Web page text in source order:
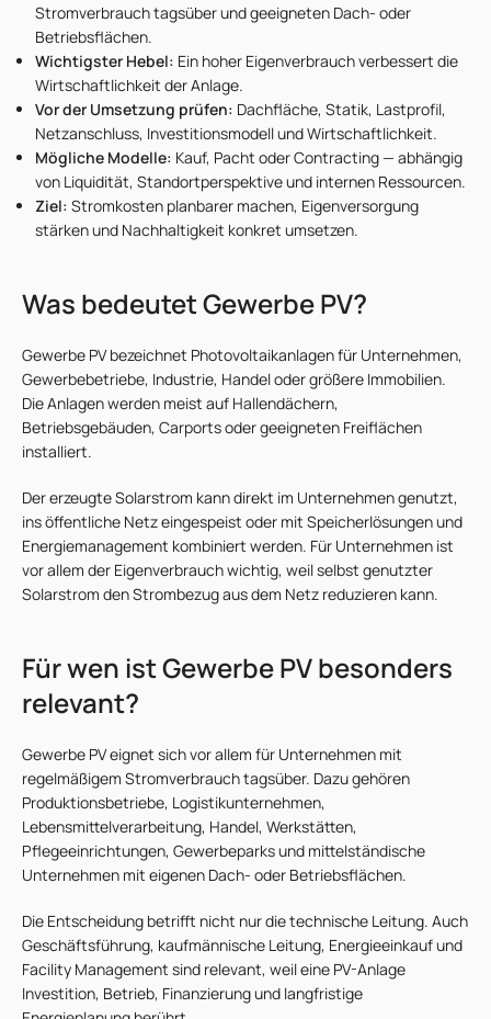
Stromverbrauch tagsüber und geeigneten Dach- oder
Betriebsflächen.
Wichtigster Hebel: Ein hoher Eigenverbrauch verbessert die
Wirtschaftlichkeit der Anlage.
Vor der Umsetzung prüfen: Dachfläche, Statik, Lastprofil,
Netzanschluss, Investitionsmodell und Wirtschaftlichkeit.
Mögliche Modelle: Kauf, Pacht oder Contracting — abhängig
von Liquidität, Standortperspektive und internen Ressourcen.
Ziel: Stromkosten planbarer machen, Eigenversorgung
stärken und Nachhaltigkeit konkret umsetzen.
Was bedeutet Gewerbe PV?
Gewerbe PV bezeichnet Photovoltaikanlagen für Unternehmen,
Gewerbebetriebe, Industrie, Handel oder größere Immobilien.
Die Anlagen werden meist auf Hallendächern,
Betriebsgebäuden, Carports oder geeigneten Freiflächen
installiert.
Der erzeugte Solarstrom kann direkt im Unternehmen genutzt,
ins öffentliche Netz eingespeist oder mit Speicherlösungen und
Energiemanagement kombiniert werden. Für Unternehmen ist
vor allem der Eigenverbrauch wichtig, weil selbst genutzter
Solarstrom den Strombezug aus dem Netz reduzieren kann.
Für wen ist Gewerbe PV besonders
relevant?
Gewerbe PV eignet sich vor allem für Unternehmen mit
regelmäßigem Stromverbrauch tagsüber. Dazu gehören
Produktionsbetriebe, Logistikunternehmen,
Lebensmittelverarbeitung, Handel, Werkstätten,
Pflegeeinrichtungen, Gewerbeparks und mittelständische
Unternehmen mit eigenen Dach- oder Betriebsflächen.
Die Entscheidung betrifft nicht nur die technische Leitung. Auch
Geschäftsführung, kaufmännische Leitung, Energieeinkauf und
Facility Management sind relevant, weil eine PV-Anlage
Investition, Betrieb, Finanzierung und langfristige